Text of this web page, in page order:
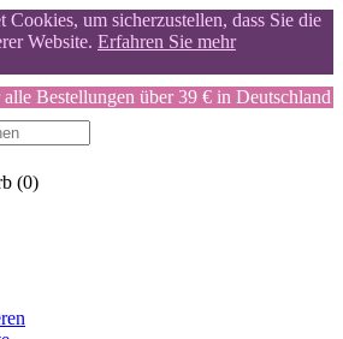
Cookies, um sicherzustellen, dass Sie die
Website. Erfahren Sie mehr
Bestellungen über 39 € in Deutschland
(0)